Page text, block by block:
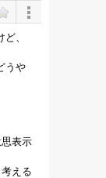
、
うや
表示
える